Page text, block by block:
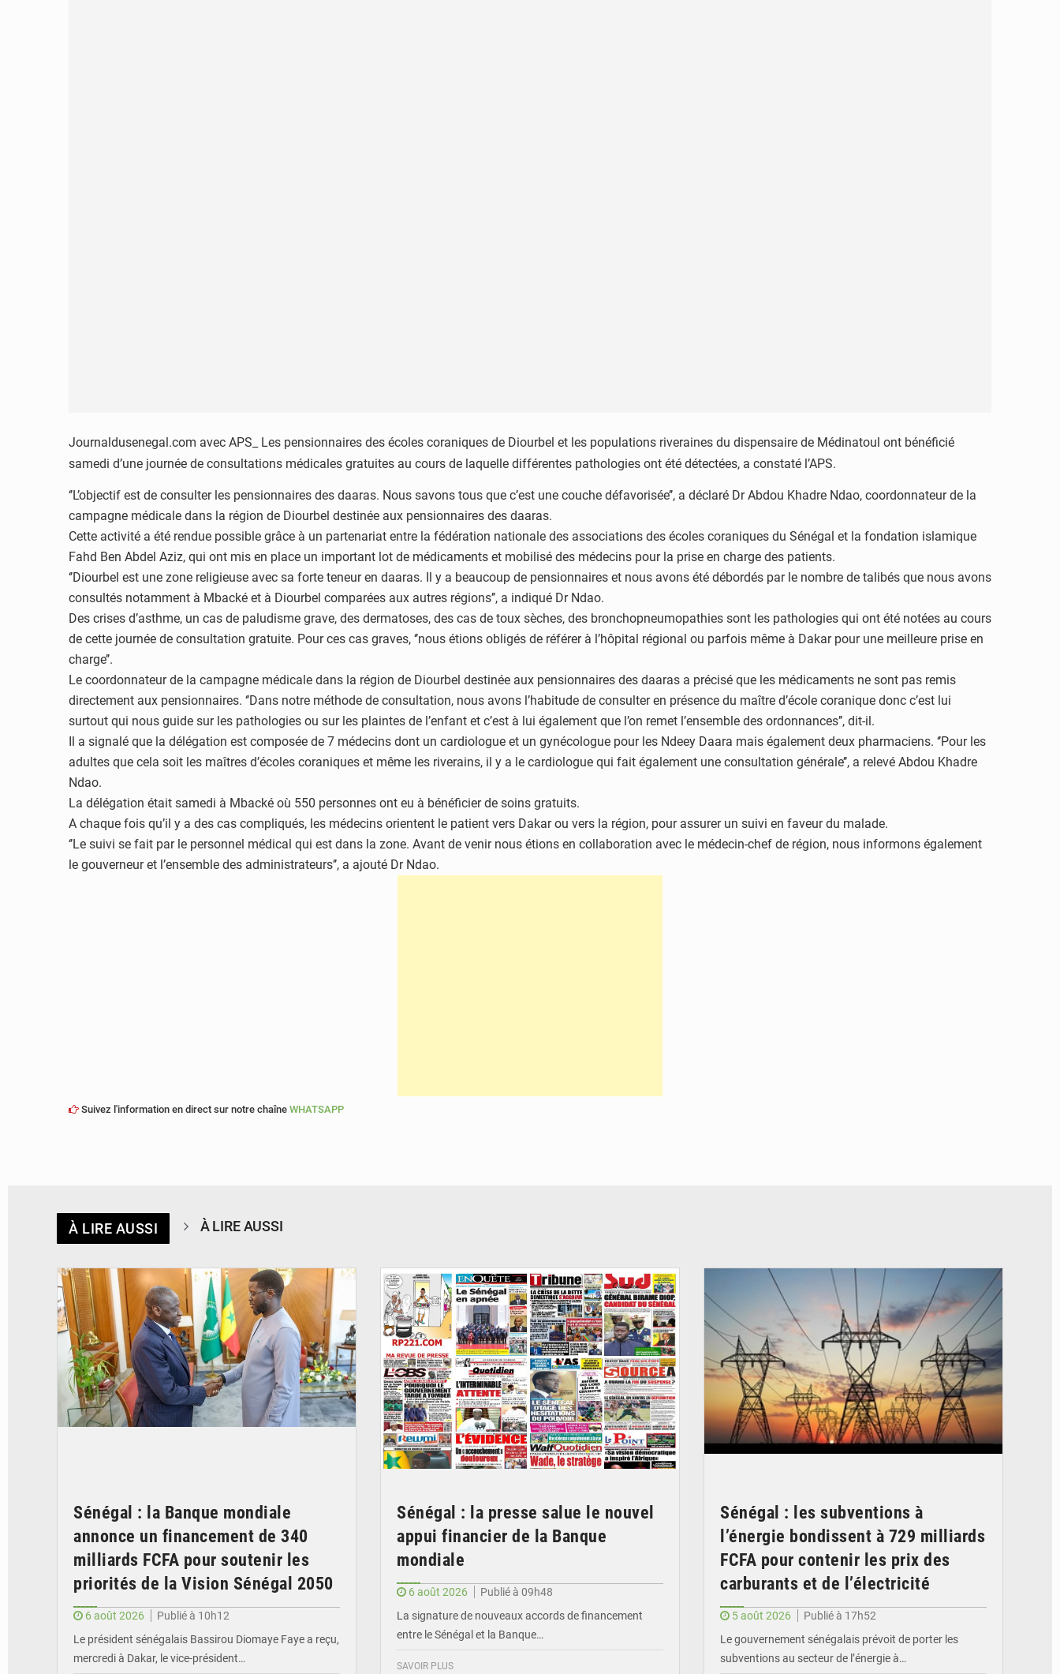
Journaldusenegal.com avec APS_ Les pensionnaires des écoles coraniques de Diourbel et les populations riveraines du dispensaire de Médinatoul ont bénéficié
samedi d’une journée de consultations médicales gratuites au cours de laquelle différentes pathologies ont été détectées, a constaté l’APS.
‘’L’objectif est de consulter les pensionnaires des daaras. Nous savons tous que c’est une couche défavorisée’’, a déclaré Dr Abdou Khadre Ndao, coordonnateur de la
campagne médicale dans la région de Diourbel destinée aux pensionnaires des daaras.
Cette activité a été rendue possible grâce à un partenariat entre la fédération nationale des associations des écoles coraniques du Sénégal et la fondation islamique
Fahd Ben Abdel Aziz, qui ont mis en place un important lot de médicaments et mobilisé des médecins pour la prise en charge des patients.
‘’Diourbel est une zone religieuse avec sa forte teneur en daaras. Il y a beaucoup de pensionnaires et nous avons été débordés par le nombre de talibés que nous avons
consultés notamment à Mbacké et à Diourbel comparées aux autres régions’’, a indiqué Dr Ndao.
Des crises d’asthme, un cas de paludisme grave, des dermatoses, des cas de toux sèches, des bronchopneumopathies sont les pathologies qui ont été notées au cours
de cette journée de consultation gratuite. Pour ces cas graves, ‘’nous étions obligés de référer à l’hôpital régional ou parfois même à Dakar pour une meilleure prise en
charge’’.
Le coordonnateur de la campagne médicale dans la région de Diourbel destinée aux pensionnaires des daaras a précisé que les médicaments ne sont pas remis
directement aux pensionnaires. ‘’Dans notre méthode de consultation, nous avons l’habitude de consulter en présence du maître d’école coranique donc c’est lui
surtout qui nous guide sur les pathologies ou sur les plaintes de l’enfant et c’est à lui également que l’on remet l’ensemble des ordonnances’’, dit-il.
Il a signalé que la délégation est composée de 7 médecins dont un cardiologue et un gynécologue pour les Ndeey Daara mais également deux pharmaciens. ‘’Pour les
adultes que cela soit les maîtres d’écoles coraniques et même les riverains, il y a le cardiologue qui fait également une consultation générale’’, a relevé Abdou Khadre
Ndao.
La délégation était samedi à Mbacké où 550 personnes ont eu à bénéficier de soins gratuits.
A chaque fois qu’il y a des cas compliqués, les médecins orientent le patient vers Dakar ou vers la région, pour assurer un suivi en faveur du malade.
‘’Le suivi se fait par le personnel médical qui est dans la zone. Avant de venir nous étions en collaboration avec le médecin-chef de région, nous informons également
le gouverneur et l’ensemble des administrateurs’’, a ajouté Dr Ndao.
Suivez l'information en direct sur notre chaîne WHATSAPP
À LIRE AUSSI À LIRE AUSSI
Sénégal : la Banque mondiale
annonce un financement de 340
milliards FCFA pour soutenir les
priorités de la Vision Sénégal 2050
6 août 2026
Publié à 10h12
Le président sénégalais Bassirou Diomaye Faye a reçu,
mercredi à Dakar, le vice-président…
Sénégal : la presse salue le nouvel
appui financier de la Banque
mondiale
6 août 2026
Publié à 09h48
La signature de nouveaux accords de financement
entre le Sénégal et la Banque…
SAVOIR PLUS
Sénégal : les subventions à
l’énergie bondissent à 729 milliards
FCFA pour contenir les prix des
carburants et de l’électricité
5 août 2026
Publié à 17h52
Le gouvernement sénégalais prévoit de porter les
subventions au secteur de l’énergie à…